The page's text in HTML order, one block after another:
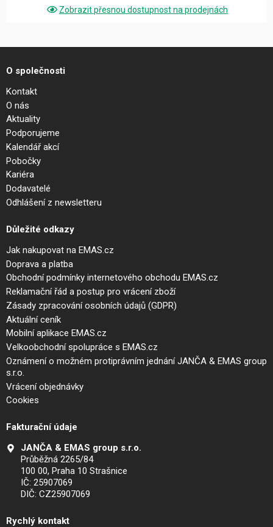
Zobrazit přesnou dostupnost na prodejnách
O společnosti
Kontakt
O nás
Aktuality
Podporujeme
Kalendář akcí
Pobočky
Kariéra
Dodavatelé
Odhlášení z newsletteru
Důležité odkazy
Jak nakupovat na EMAS.cz
Doprava a platba
Obchodní podmínky internetového obchodu EMAS.cz
Reklamační řád a postup pro vrácení zboží
Zásady zpracování osobních údajů (GDPR)
Aktuální ceník
Mobilní aplikace EMAS.cz
Velkoobchodní spolupráce s EMAS.cz
Oznámení o možném protiprávním jednání JANČA & EMAS group
s.r.o.
Vrácení objednávky
Cookies
Fakturační údaje
JANČA & EMAS group s.r.o.
Průběžná 2265/84
100 00, Praha 10 Strašnice
IČ: 25907069
DIČ: CZ25907069
Rychlý kontakt